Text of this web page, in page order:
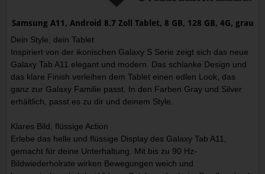
Samsung A11, Android 8.7 Zoll Tablet, 8 GB, 128 GB, 4G, grau
Dein Style, dein Tablet
Inspiriert von der ikonischen Galaxy S Serie zeigt sich das neue
Galaxy Tab A11 elegant und modern. Das schlanke Design und
das klare Finish verleihen dem Tablet einen edlen Look, das
ganz zur Galaxy Familie passt. In den Farben Gray und Silver
erhältlich, passt es zu dir und deinem Style.
Klares Bild, flüssige Action
Erlebe das helle und flüssige Display des Galaxy Tab A11,
gemacht für deine Unterhaltung. Mit bis zu 90 Hz-
Bildwiederholrate wirken Bewegungen weich und